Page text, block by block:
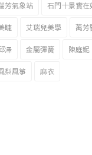
芳氣象站 石門十景實在
睫 艾瑞兒美學 萬芳
澤 金屬彈簧 陳庭妮
梨風箏 麻衣